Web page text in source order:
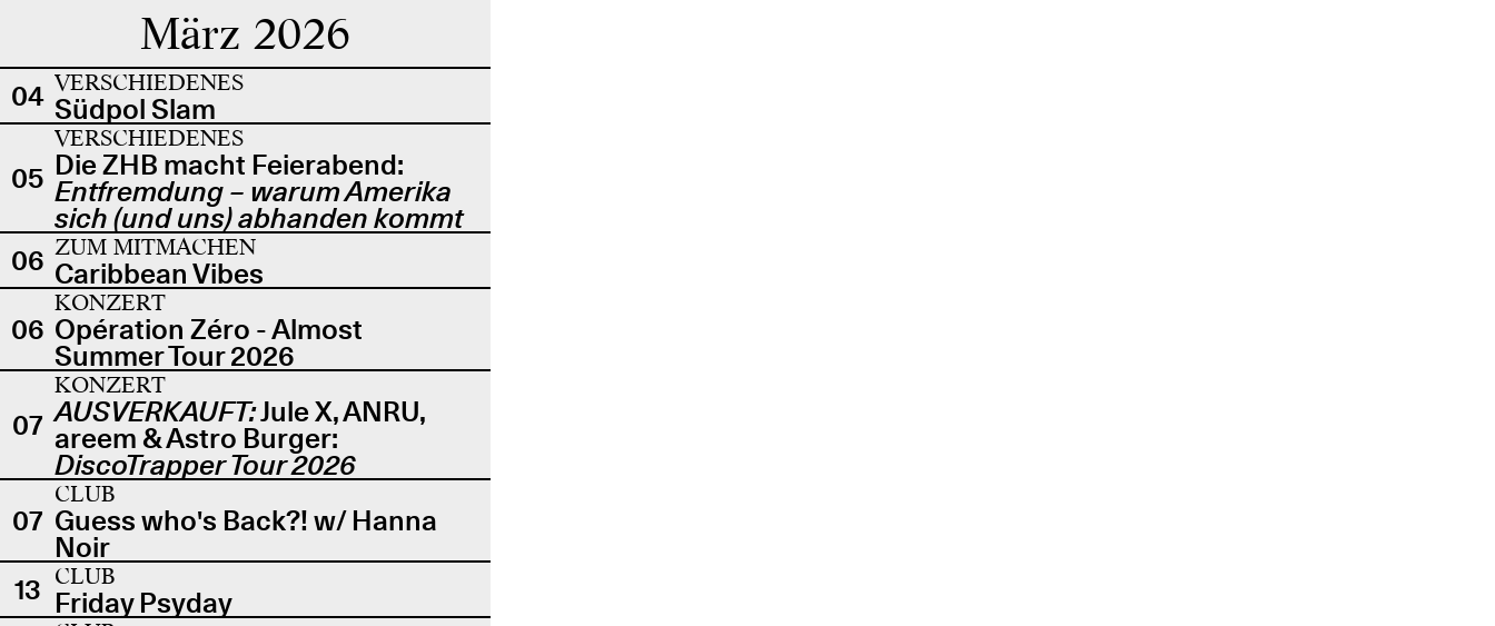
März 2026
04 VERSCHIEDENES
Südpol Slam
05
VERSCHIEDENES
Die ZHB macht Feierabend:
Entfremdung – warum Amerika
sich (und uns) abhanden kommt
06 ZUM MITMACHEN
Caribbean Vibes
06
KONZERT
Opération Zéro - Almost
Summer Tour 2026
07
KONZERT
AUSVERKAUFT:Jule X, ANRU,
areem & Astro Burger:
DiscoTrapper Tour 2026
07
CLUB
Guess who's Back?! w/ Hanna
Noir
13 CLUB
Friday Psyday